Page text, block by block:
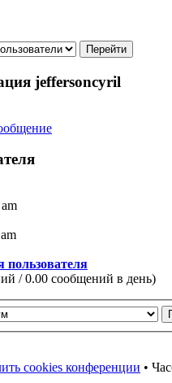
jeffersoncyril
пользователя
/ 0.00 сообщений в день)
cookies конференции •